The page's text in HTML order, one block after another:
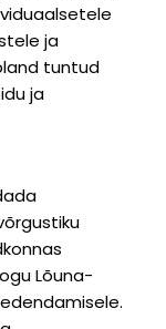
ja
tuntud
ja
Lõuna-